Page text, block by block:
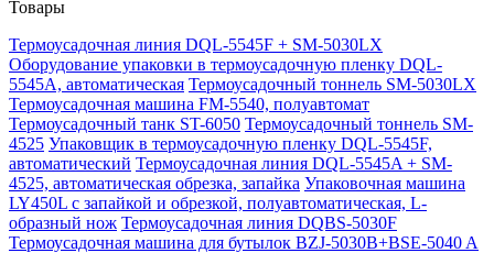
Товары
Термоусадочная линия DQL-5545F + SM-5030LX
Оборудование упаковки в термоусадочную пленку DQL-
5545A, автоматическая Термоусадочный тоннель SM-5030LX
Термоусадочная машина FM-5540, полуавтомат
Термоусадочный танк ST-6050 Термоусадочный тоннель SM-
4525 Упаковщик в термоусадочную пленку DQL-5545F,
автоматический Термоусадочная линия DQL-5545A + SM-
4525, автоматическая обрезка, запайка Упаковочная машина
LY450L с запайкой и обрезкой, полуавтоматическая, L-
образный нож Термоусадочная линия DQBS-5030F
Термоусадочная машина для бутылок BZJ-5030B+BSE-5040 A